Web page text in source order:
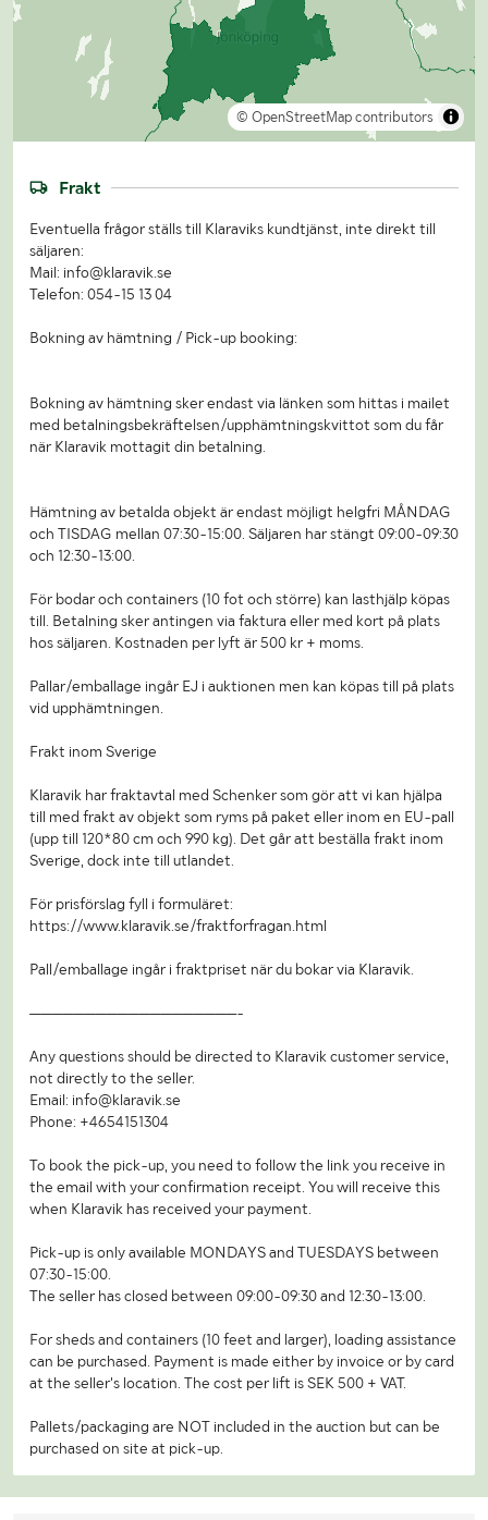
© OpenStreetMap contributors
Frakt
Eventuella frågor ställs till Klaraviks kundtjänst, inte direkt till
säljaren:
Mail: info@klaravik.se
Telefon: 054-15 13 04
Bokning av hämtning / Pick-up booking:
Bokning av hämtning sker endast via länken som hittas i mailet
med betalningsbekräftelsen/upphämtningskvittot som du får
när Klaravik mottagit din betalning.
Hämtning av betalda objekt är endast möjligt helgfri MÅNDAG
och TISDAG mellan 07:30-15:00. Säljaren har stängt 09:00-09:30
och 12:30-13:00.
För bodar och containers (10 fot och större) kan lasthjälp köpas
till. Betalning sker antingen via faktura eller med kort på plats
hos säljaren. Kostnaden per lyft är 500 kr + moms.
Pallar/emballage ingår EJ i auktionen men kan köpas till på plats
vid upphämtningen.
Frakt inom Sverige
Klaravik har fraktavtal med Schenker som gör att vi kan hjälpa
till med frakt av objekt som ryms på paket eller inom en EU-pall
(upp till 120*80 cm och 990 kg). Det går att beställa frakt inom
Sverige, dock inte till utlandet.
För prisförslag fyll i formuläret:
https://www.klaravik.se/fraktforfragan.html
Pall/emballage ingår i fraktpriset när du bokar via Klaravik.
———————————————————-
Any questions should be directed to Klaravik customer service,
not directly to the seller.
Email: info@klaravik.se
Phone: +4654151304
To book the pick-up, you need to follow the link you receive in
the email with your confirmation receipt. You will receive this
when Klaravik has received your payment.
Pick-up is only available MONDAYS and TUESDAYS between
07:30-15:00.
The seller has closed between 09:00-09:30 and 12:30-13:00.
For sheds and containers (10 feet and larger), loading assistance
can be purchased. Payment is made either by invoice or by card
at the seller's location. The cost per lift is SEK 500 + VAT.
Pallets/packaging are NOT included in the auction but can be
purchased on site at pick-up.